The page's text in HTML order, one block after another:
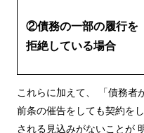
②債務の一部の履行を
拒絶している場合
これらに加えて、 「債務者
前条の催告をしても契約を
される見込みがないことが